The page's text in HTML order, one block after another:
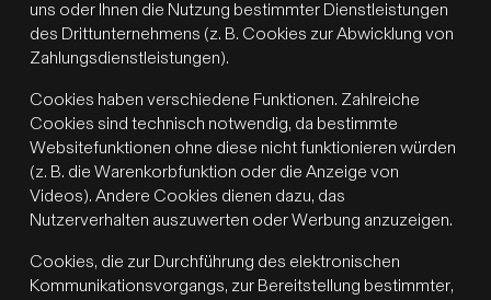
uns oder Ihnen die Nutzung bestimmter Dienstleistungen
des Drittunternehmens (z. B. Cookies zur Abwicklung von
Zahlungsdienstleistungen).
Cookies haben verschiedene Funktionen. Zahlreiche
Cookies sind technisch notwendig, da bestimmte
Websitefunktionen ohne diese nicht funktionieren würden
(z. B. die Warenkorbfunktion oder die Anzeige von
Videos). Andere Cookies dienen dazu, das
Nutzerverhalten auszuwerten oder Werbung anzuzeigen.
Cookies, die zur Durchführung des elektronischen
Kommunikationsvorgangs, zur Bereitstellung bestimmter,